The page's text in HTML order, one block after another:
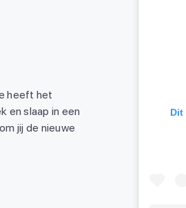
heeft het
en slaap in een
jij de nieuwe